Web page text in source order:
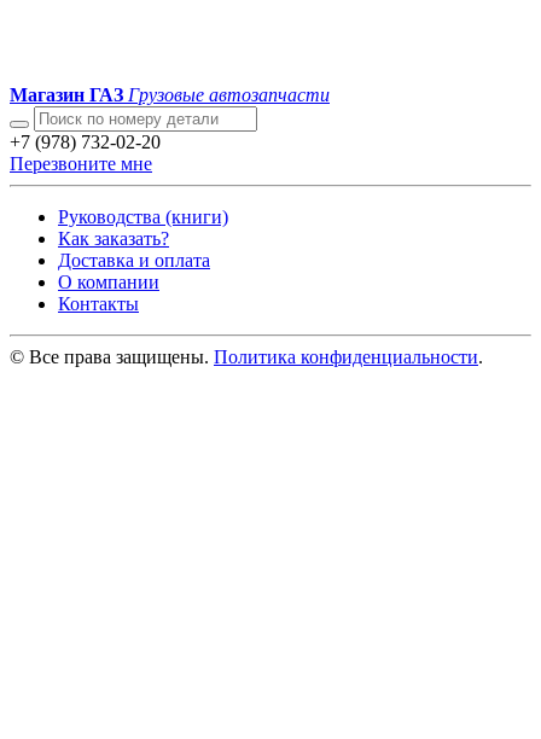
Магазин ГАЗ Грузовые автозапчасти
+7 (978) 732-02-20
Перезвоните мне
Руководства (книги)
Как заказать?
Доставка и оплата
О компании
Контакты
© Все права защищены. Политика конфиденциальности.